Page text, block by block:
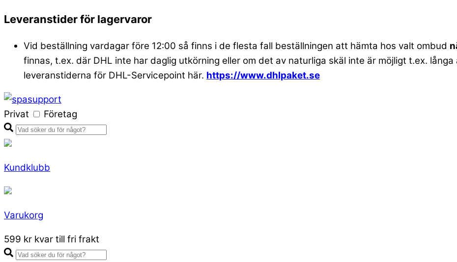
Skip
content
Leveranstider för lagervaror
Vid beställning vardagar före 12:00 så finns i de flesta fall beställningen att hämta hos valt ombud
finnas, t.ex. där DHL inte har daglig utkörning eller om det av naturliga skäl inte är möjligt t.ex.
leveranstiderna för DHL-Servicepoint här. https://www.dhlpaket.se
Privat Företag
Kundklubb
Varukorg
Close
Cart
599 kr kvar till fri frakt